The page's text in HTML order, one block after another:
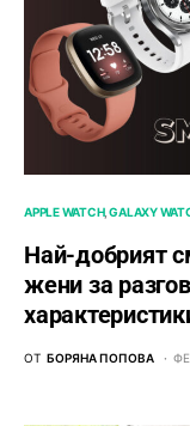
APPLE WATCH GALAXY
Най-добрият
жени за
ОТ БОРЯНА ПОПОВА